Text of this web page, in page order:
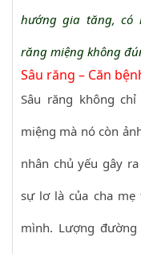
hướng gia tăng, có
răng miệng không
Sâu răng – Căn
Sâu răng không
miệng mà nó còn
nhân chủ yếu gây
sự lơ là của cha mẹ
mình. Lượng